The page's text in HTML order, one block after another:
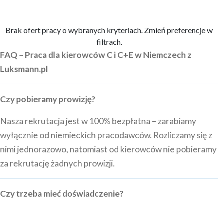
Brak ofert pracy o wybranych kryteriach. Zmień preferencje w
filtrach.
FAQ – Praca dla kierowców C i C+E w Niemczech z
Luksmann.pl
Czy pobieramy prowizję?
Nasza rekrutacja jest w 100% bezpłatna – zarabiamy
wyłącznie od niemieckich pracodawców. Rozliczamy się z
nimi jednorazowo, natomiast od kierowców nie pobieramy
za rekrutację żadnych prowizji.
Czy trzeba mieć doświadczenie?